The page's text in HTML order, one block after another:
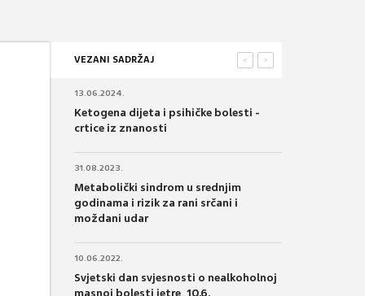
VEZANI SADRŽAJ >
<
13.06.2024.
Ketogena dijeta i psihičke bolesti -
crtice iz znanosti
31.08.2023.
Metabolički sindrom u srednjim
godinama i rizik za rani srčani i
moždani udar
10.06.2022.
Svjetski dan svjesnosti o nealkoholnoj
masnoj bolesti jetre, 10.6.